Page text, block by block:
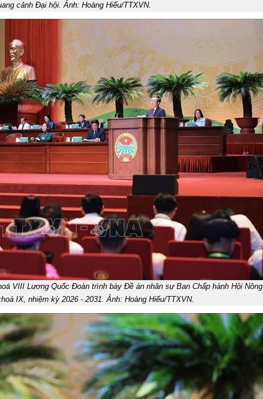
cảnh Đại hội. Ảnh: Hoàng Hiếu/TTXVN.
VIII Lương Quốc Đoàn trình bày Đề án nhân sự Ban Chấp hành Hội Nông
IX, nhiệm kỳ 2026 - 2031. Ảnh: Hoàng Hiếu/TTXVN.